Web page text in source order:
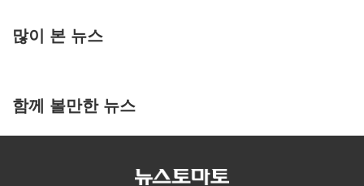
많이 본 뉴스
함께 볼만한 뉴스